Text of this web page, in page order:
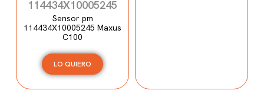
114434X10005245
Sensor pm
114434X10005245 Maxus
C100
LO QUIERO